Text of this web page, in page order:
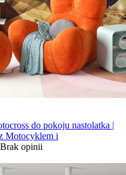
do pokoju nastolatka |
Motocyklem i
Brak opinii